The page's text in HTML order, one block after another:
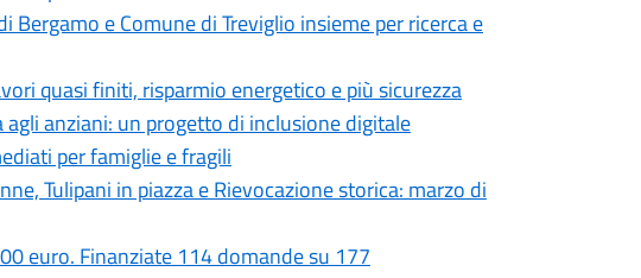
Bergamo e Comune di Treviglio insieme per ricerca e
quasi finiti, risparmio energetico e più sicurezza
anziani: un progetto di inclusione digitale
per famiglie e fragili
Tulipani in piazza e Rievocazione storica: marzo di
euro. Finanziate 114 domande su 177